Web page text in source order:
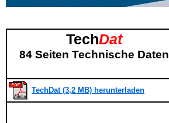
TechDat
84 Seiten Technische Daten
TechDat (3,2 MB) herunterladen